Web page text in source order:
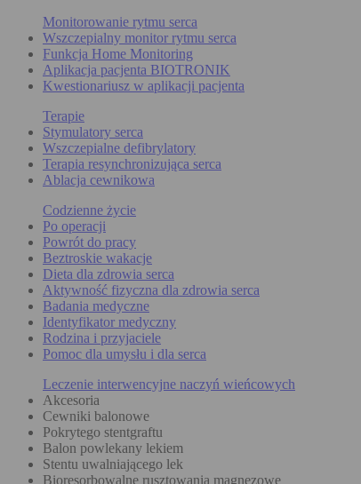
Monitorowanie rytmu serca
Wszczepialny monitor rytmu serca
Funkcja Home Monitoring
Aplikacja pacjenta BIOTRONIK
Kwestionariusz w aplikacji pacjenta
Terapie
Stymulatory serca
Wszczepialne defibrylatory
Terapia resynchronizująca serca
Ablacja cewnikowa
Codzienne życie
Po operacji
Powrót do pracy
Beztroskie wakacje
Dieta dla zdrowia serca
Aktywność fizyczna dla zdrowia serca
Badania medyczne
Identyfikator medyczny
Rodzina i przyjaciele
Pomoc dla umysłu i dla serca
Leczenie interwencyjne naczyń wieńcowych
Akcesoria
Cewniki balonowe
Pokrytego stentgraftu
Balon powlekany lekiem
Stentu uwalniającego lek
Bioresorbowalne rusztowania magnezowe